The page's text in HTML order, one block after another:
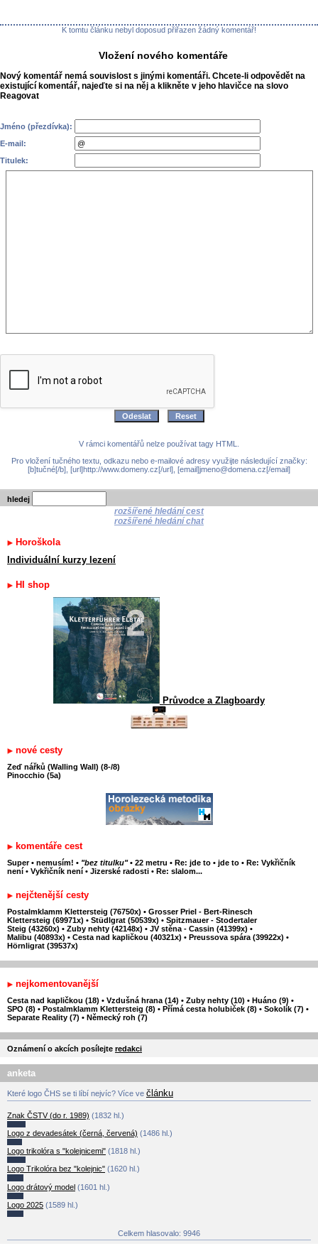
K tomtu článku nebyl doposud přiřazen žádný komentář!
Vložení nového komentáře
Nový komentář nemá souvislost s jinými komentáři. Chcete-li odpovědět na
existující komentář, najeďte si na něj a klikněte v jeho hlavičce na slovo
Reagovat
Jméno (přezdívka):
E-mail:
Titulek:
V rámci komentářů nelze používat tagy HTML.
Pro vložení tučného textu, odkazu nebo e-mailové adresy využijte následující značky:
[b]tučné[/b], [url]http://www.domeny.cz[/url], [email]jmeno@domena.cz[/email]
hledej
rozšířené hledání cest
rozšířené hledání chat
Horoškola
Individuální kurzy lezení
HI shop
Průvodce a Zlagboardy
nové cesty
Zeď nářků (Walling Wall) (8-/8)
Pinocchio (5a)
komentáře cest
Super • nemusím! • "bez titulku" • 22 metru • Re: jde to • jde to • Re: Vykřičník
není • Vykřičník není • Jizerské radosti • Re: slalom...
nejčtenější cesty
Postalmklamm Klettersteig (76750x) • Grosser Priel - Bert-Rinesch
Klettersteig (69971x) • Stüdlgrat (50539x) • Spitzmauer - Stodertaler
Steig (43260x) • Zuby nehty (42148x) • JV stěna - Cassin (41399x) •
Malibu (40893x) • Cesta nad kapličkou (40321x) • Preussova spára (39922x) •
Hörnligrat (39537x)
nejkomentovanější
Cesta nad kapličkou (18) • Vzdušná hrana (14) • Zuby nehty (10) • Huáno (9) •
SPO (8) • Postalmklamm Klettersteig (8) • Přímá cesta holubiček (8) • Sokolík (7) •
Separate Reality (7) • Německý roh (7)
Oznámení o akcích posílejte redakci
anketa
Které logo ČHS se ti líbí nejvíc? Více ve článku
Znak ČSTV (do r. 1989) (1832 hl.)
Logo z devadesátek (černá, červená) (1486 hl.)
Logo trikolóra s "kolejnicemi" (1818 hl.)
Logo Trikolóra bez "kolejnic" (1620 hl.)
Logo drátový model (1601 hl.)
Logo 2025 (1589 hl.)
Celkem hlasovalo: 9946